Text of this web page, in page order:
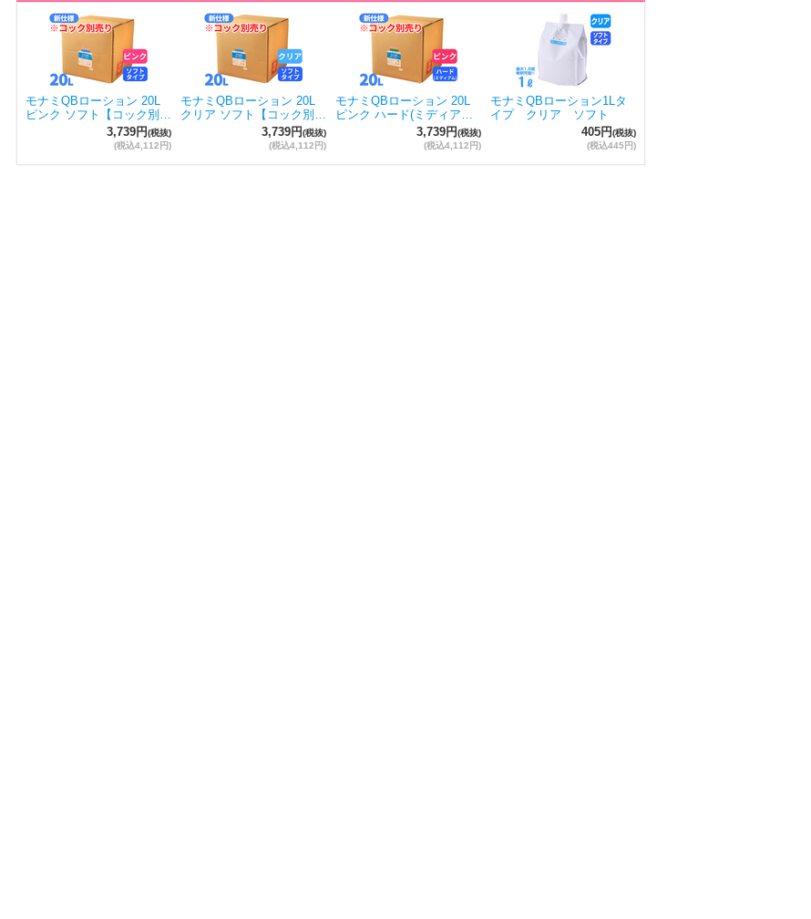
モナミQBローション 20L
ピンク ソフト【コック別…
3,739円(税抜)
(税込4,112円)
モナミQBローション 20L
クリア ソフト【コック別…
3,739円(税抜)
(税込4,112円)
モナミQBローション 20L
ピンク ハード(ミディア…
3,739円(税抜)
(税込4,112円)
モナミQBローション1Lタ
イプ クリア ソフト
405円(税抜)
(税込445円)